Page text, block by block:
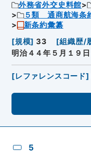
外務省外交史料館
５類 通商航海条
新条約彙纂
[規模] 33 [組織歴/
明治４４年５月１９
[レファレンスコード]
5